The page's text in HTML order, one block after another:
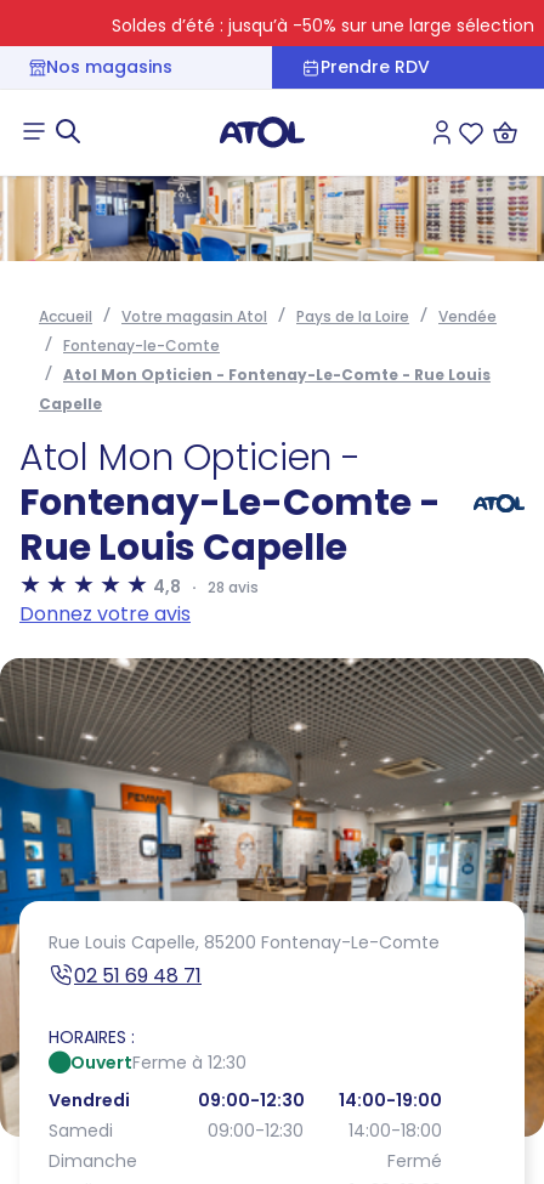
Soldes d’été : jusqu’à -50% sur une large sélection
Nos magasins
Prendre RDV
Connexion
Accueil Votre magasin Atol Pays de la Loire
Vendée
Fontenay-le-Comte
Atol Mon Opticien - Fontenay-Le-Comte - Rue Louis
Capelle
Atol Mon Opticien -
Fontenay-Le-Comte -
Rue Louis Capelle
4,8 28 avis
Donnez votre avis
Rue Louis Capelle, 85200 Fontenay-Le-Comte
02 51 69 48 71
HORAIRES :
OuvertFerme à 12:30
Vendredi
09:00-12:30
14:00-19:00
Samedi
09:00-12:30
14:00-18:00
Dimanche
Fermé